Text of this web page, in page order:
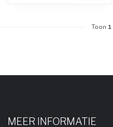
Toon 1
MEER INFORMATIE